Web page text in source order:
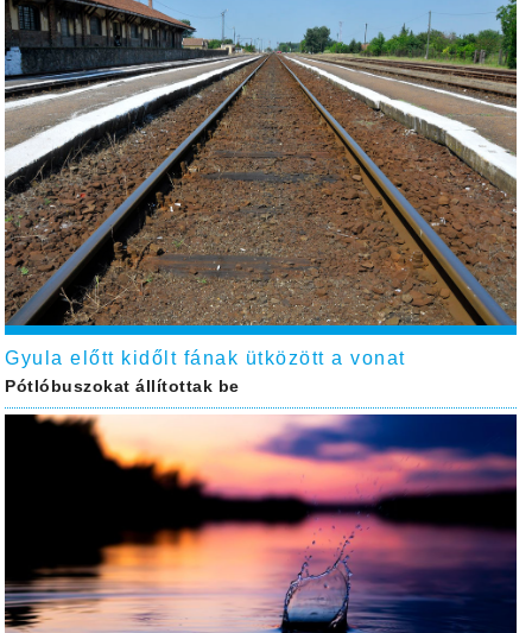
Gyula előtt kidőlt fának ütközött a vonat
Pótlóbuszokat állítottak be